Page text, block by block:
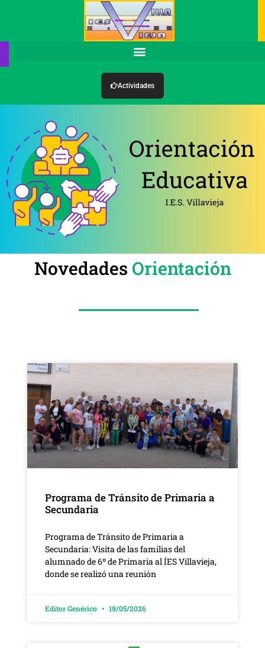
Actividades
Novedades Orientación
Programa de Tránsito de Primaria a
Secundaria
Programa de Tránsito de Primaria a
Secundaria: Visita de las familias del
alumnado de 6º de Primaria al ÍES Villavieja,
donde se realizó una reunión
Editor Genérico 19/05/2026